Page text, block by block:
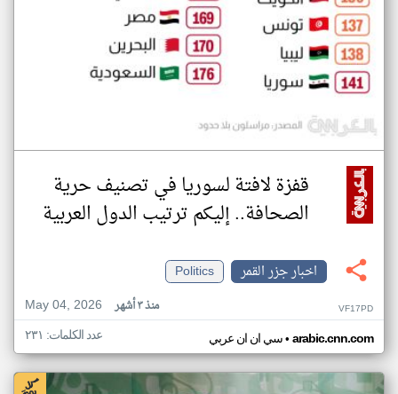
قفزة لافتة لسوريا في تصنيف حرية
الصحافة.. إليكم ترتيب الدول العربية
اخبار جزر القمر
Politics
May 04, 2026
منذ ٣ أشهر VF17PD
سي ان ان عربي• arabic.cnn.com عدد الكلمات: ٢٣١